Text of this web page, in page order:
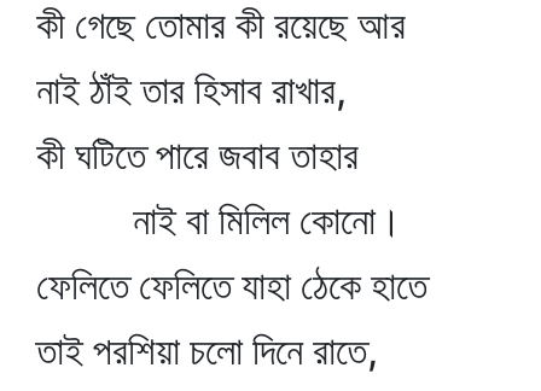
কী গেছে তোমার কী রয়েছে আর
নাই ঠাঁই তার হিসাব রাখার,
কী ঘটিতে পারে জবাব তাহার
নাই বা মিলিল কোনো।
ফেলিতে ফেলিতে যাহা ঠেকে হাতে
তাই পরশিয়া চলো দিনে রাতে,